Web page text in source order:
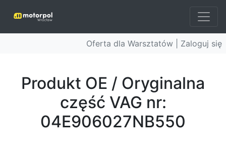
Oferta dla Warsztatów | Zaloguj się
Produkt OE / Oryginalna
część VAG nr:
04E906027NB550